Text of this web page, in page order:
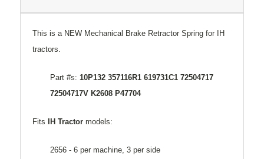
This is a NEW Mechanical Brake Retractor Spring for IH
tractors.
Part #s: 10P132 357116R1 619731C1 72504717
72504717V K2608 P47704
Fits IH Tractor models:
2656 - 6 per machine, 3 per side